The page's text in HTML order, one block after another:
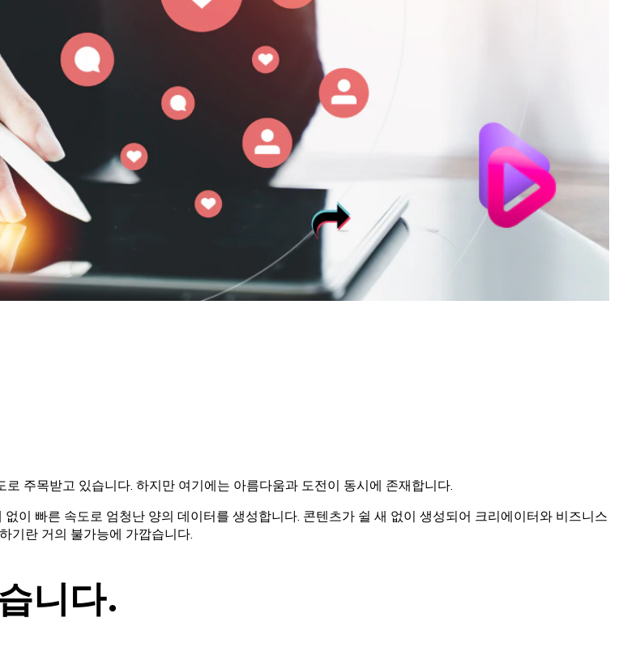
주목받고 있습니다. 하지만 여기에는 아름다움과 도전이 동시에 존재합니다.
이 빠른 속도로 엄청난 양의 데이터를 생성합니다. 콘텐츠가 쉴 새 없이 생성되어 크리에이터와 비즈니스
기란 거의 불가능에 가깝습니다.
니다.